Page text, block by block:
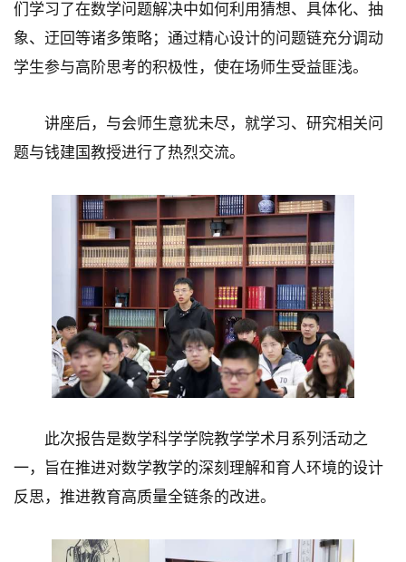
们学习了在数学问题解决中如何利用猜想、具体化、抽
象、迂回等诸多策略；通过精心设计的问题链充分调动
学生参与高阶思考的积极性，使在场师生受益匪浅。
讲座后，与会师生意犹未尽，就学习、研究相关问
题与钱建国教授进行了热烈交流。
此次报告是数学科学学院教学学术月系列活动之
一，旨在推进对数学教学的深刻理解和育人环境的设计
反思，推进教育高质量全链条的改进。